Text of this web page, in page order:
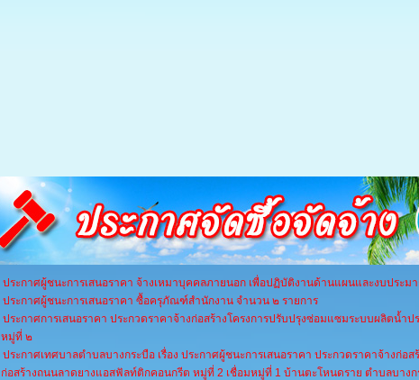
ประกาศผู้ชนะการเสนอราคา จ้างเหมาบุคคลภายนอก เพื่อปฏิบัติงานด้านแผนและงบประม
ประกาศผู้ชนะการเสนอราคา ซื้อครุภัณฑ์สำนักงาน จำนวน ๒ รายการ
ประกาศการเสนอราคา ประกวดราคาจ้างก่อสร้างโครงการปรับปรุงซ่อมแซมระบบผลิตน้ำป
หมู่ที่ ๒
ประกาศเทศบาลตำบลบางกระบือ เรื่อง ประกาศผู้ชนะการเสนอราคา ประกวดราคาจ้างก่อส
ก่อสร้างถนนลาดยางแอสฟัลท์ติกคอนกรีต หมู่ที่ 2 เชื่อมหมู่ที่ 1 บ้านตะโหนดราย ตำบลบางก